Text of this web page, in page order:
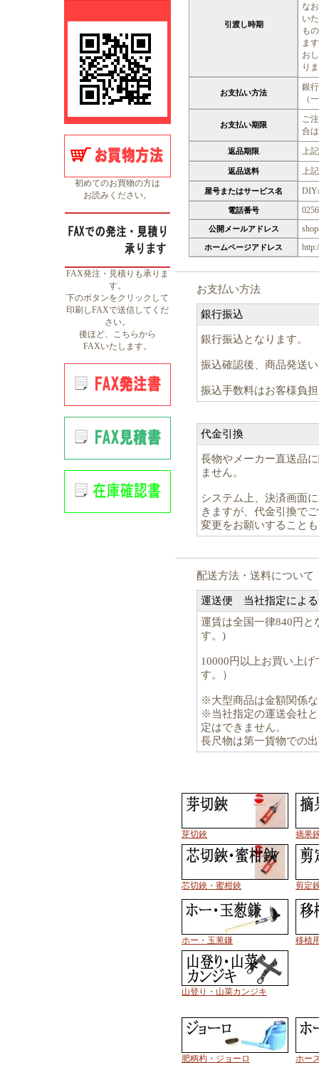
初めてのお買物の方は
お読みください。
FAX発注・見積りも承りま
す。
下のボタンをクリックして
印刷しFAXで送信してくだ
さい。
後ほど、こちらから
FAXいたします。
引渡し時期
な
い
も
ま
お
り
お支払い方法
銀
（
お支払い期限
ご
合
返品期限 上
返品送料 上
屋号またはサービス名 DIY
電話番号
公開メールアドレス
ホームページアドレス
お支払い方法
銀行振込
銀行振込となります。
振込確認後、商品発送
振込手数料はお客様負
代金引換
長物やメーカー直送品
ません。
システム上、決済画面
きますが、代金引換で
変更をお願いすること
配送方法・送料について
運送便 当社指定による
運賃は全国一律840円と
す。)
10000円以上お買い上
す。）
※大型商品は金額関係
※当社指定の運送会社
定はできません。
長尺物は第一貨物での
芽切鋏 摘果
芯切鋏・蜜柑鋏 剪定
ホー・玉葱鎌 移植
山登り・山菜カンジキ
肥柄杓・ジョーロ ホー